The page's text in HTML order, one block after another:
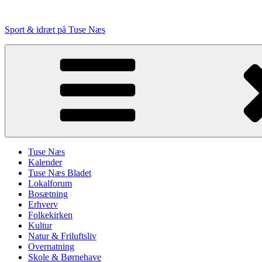
indhold
Sport & idræt på Tuse Næs
Tuse Næs
Kalender
Tuse Næs Bladet
Lokalforum
Bosætning
Erhverv
Folkekirken
Kultur
Natur & Friluftsliv
Overnatning
Skole & Børnehave